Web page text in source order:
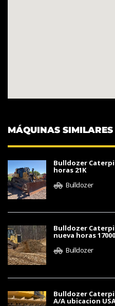
MÁQUINAS SIMILARES
Bulldozer
horas 21K
Bulldozer
Bulldozer
nueva horas
Bulldozer
Bulldozer
A/A ubicacion